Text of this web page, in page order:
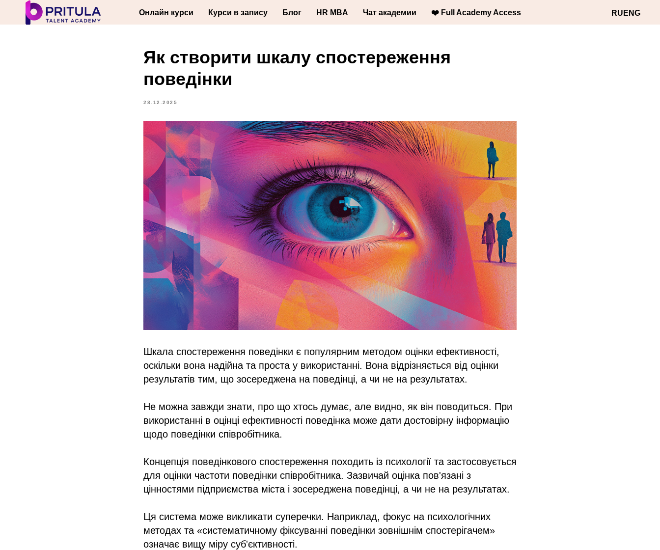
Онлайн курси Курси в запису Блог HR MBA Чат академии ❤️ Full Academy Access RU ENG
Як створити шкалу спостереження
поведінки
28.12.2025
Шкала спостереження поведінки є популярним методом оцінки ефективності,
оскільки вона надійна та проста у використанні. Вона відрізняється від оцінки
результатів тим, що зосереджена на поведінці, а чи не на результатах.
Не можна завжди знати, про що хтось думає, але видно, як він поводиться. При
використанні в оцінці ефективності поведінка може дати достовірну інформацію
щодо поведінки співробітника.
Концепція поведінкового спостереження походить із психології та застосовується
для оцінки частоти поведінки співробітника. Зазвичай оцінка пов'язані з
цінностями підприємства міста і зосереджена поведінці, а чи не на результатах.
Ця система може викликати суперечки. Наприклад, фокус на психологічних
методах та «систематичному фіксуванні поведінки зовнішнім спостерігачем»
означає вищу міру суб'єктивності.